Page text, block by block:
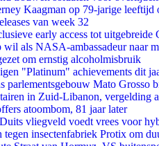
Kaagman op 79-jarige leeftijd
van week 32
early access tot
als NASA-ambassadeur naar
om ernstig alcoholmisbruik
"Platinum" achievements dit
parlementsgebouw Mato Grosso
in Zuid-Libanon, vergelding
atoombom, 81 jaar later
vliegveld voedt vrees voor
insectenfabriek Protix om